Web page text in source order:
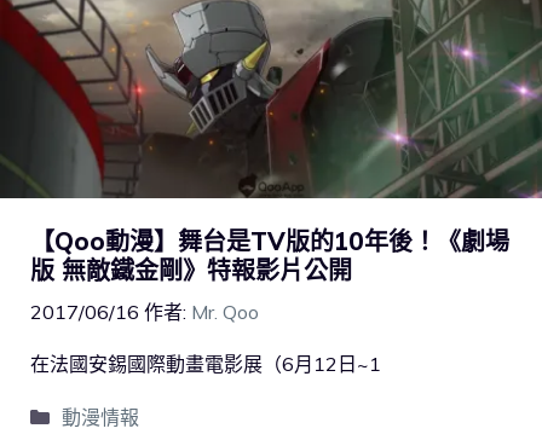
【Qoo動漫】舞台是TV版的10年後！《劇場
版 無敵鐵金剛》特報影片公開
2017/06/16 作者: Mr. Qoo
在法國安錫國際動畫電影展（6月12日~1
動漫情報